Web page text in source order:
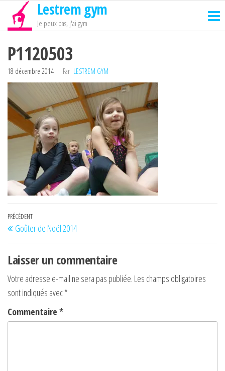
Passer
contenu
Lestrem gym
Je peux pas, j'ai gym
P1120503
18 décembre 2014 Par LESTREM GYM
Navigation
de
l’article
Article
précédent
PRÉCÉDENT
Goûter de Noël 2014
Laisser un commentaire
Votre adresse e-mail ne sera pas publiée. Les champs obligatoires
sont indiqués avec*
Commentaire *